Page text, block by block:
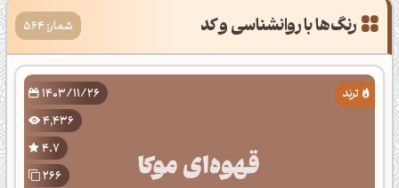
شمار: 564
1403/11/26
4,436
4.7
266